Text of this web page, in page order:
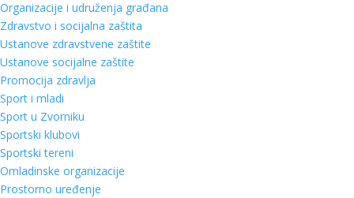
Organizacije i udruženja građana
Zdravstvo i socijalna zaštita
Ustanove zdravstvene zaštite
Ustanove socijalne zaštite
Promocija zdravlja
Sport i mladi
Sport u Zvorniku
Sportski klubovi
Sportski tereni
Omladinske organizacije
Prostorno uređenje